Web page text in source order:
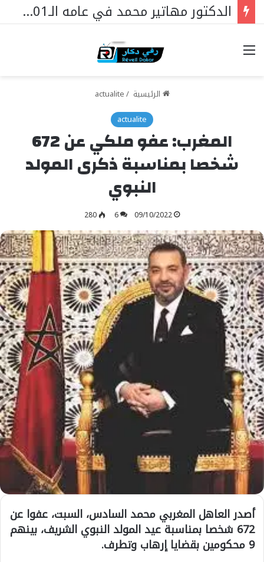
الدكتور مهاتير محمد في عامه الـ101… قائدٌ استثنائي ورمزٌ خالد في مسيرة نهضة ماليزيا.
خيارات
الرئيسية /
actualite
actualite
المغرب: عفو ملكي عن 672
شخصا بمناسبة ذكرى المولد
النبوي
09/10/2022
6
280
أصدر العاهل المغربي محمد السادس، السبت، عفوا عن
672 شخصا بمناسبة عيد المولد النبوي الشريف، بينهم
9 محكومين بقضايا إرهاب وتطرف.​​​​​​​